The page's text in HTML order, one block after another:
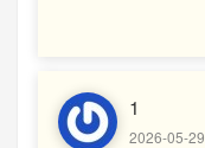
1
2026-05-29